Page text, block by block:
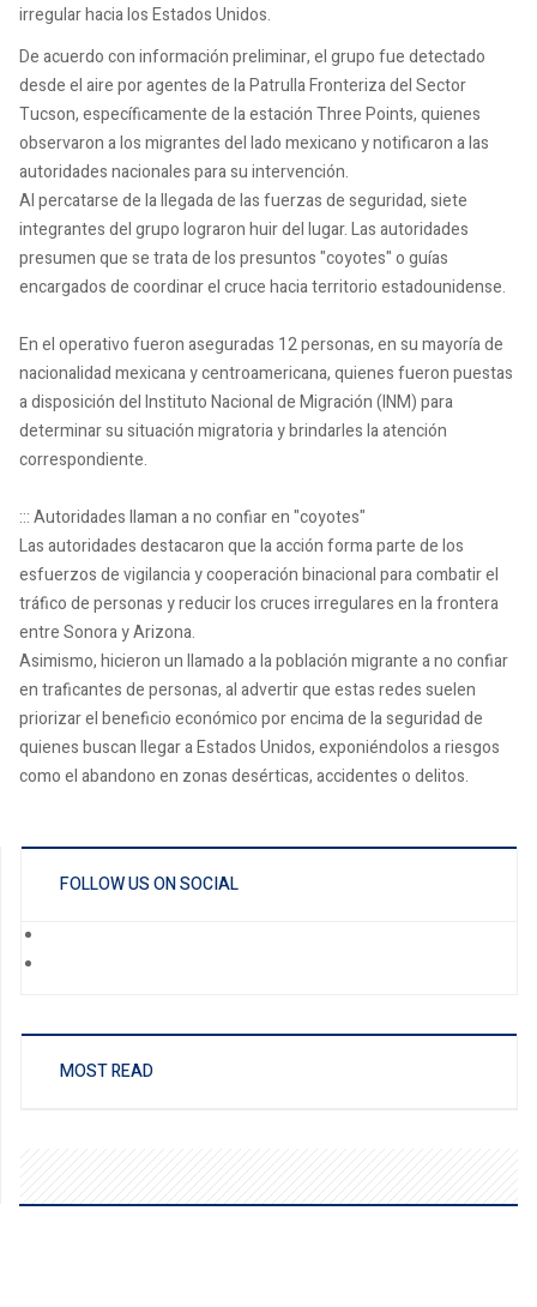
irregular hacia los Estados Unidos.
De acuerdo con información preliminar, el grupo fue detectado
desde el aire por agentes de la Patrulla Fronteriza del Sector
Tucson, específicamente de la estación Three Points, quienes
observaron a los migrantes del lado mexicano y notificaron a las
autoridades nacionales para su intervención.
Al percatarse de la llegada de las fuerzas de seguridad, siete
integrantes del grupo lograron huir del lugar. Las autoridades
presumen que se trata de los presuntos "coyotes" o guías
encargados de coordinar el cruce hacia territorio estadounidense.
En el operativo fueron aseguradas 12 personas, en su mayoría de
nacionalidad mexicana y centroamericana, quienes fueron puestas
a disposición del Instituto Nacional de Migración (INM) para
determinar su situación migratoria y brindarles la atención
correspondiente.
::: Autoridades llaman a no confiar en "coyotes"
Las autoridades destacaron que la acción forma parte de los
esfuerzos de vigilancia y cooperación binacional para combatir el
tráfico de personas y reducir los cruces irregulares en la frontera
entre Sonora y Arizona.
Asimismo, hicieron un llamado a la población migrante a no confiar
en traficantes de personas, al advertir que estas redes suelen
priorizar el beneficio económico por encima de la seguridad de
quienes buscan llegar a Estados Unidos, exponiéndolos a riesgos
como el abandono en zonas desérticas, accidentes o delitos.
FOLLOW US ON SOCIAL
MOST READ